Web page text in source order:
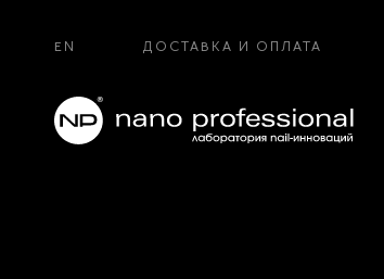
EN ДОСТАВКА И ОПЛАТА